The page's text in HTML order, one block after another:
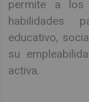
permite a los
habilidades
educativo,
su
activa.